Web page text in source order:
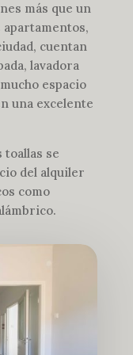
más que un
cuentan
lavadora
espacio
una excelente
toallas se
del alquiler
como